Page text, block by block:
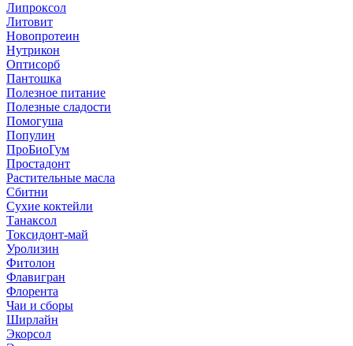
Липроксол
Литовит
Новопротеин
Нутрикон
Оптисорб
Пантошка
Полезное питание
Полезные сладости
Помогуша
Популин
ПроБиоГум
Простадонт
Растительные масла
Сбитни
Сухие коктейли
Танаксол
Токсидонт-май
Уролизин
Фитолон
Флавигран
Флорента
Чаи и сборы
Ширлайн
Экорсол